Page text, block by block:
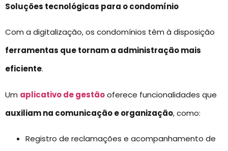
Soluções tecnológicas para o condomínio
Com a digitalização, os condomínios têm à disposição
ferramentas que tornam a administração mais
eficiente.
Um aplicativo de gestãooferece funcionalidades que
auxiliam na comunicação e organização, como:
Registro de reclamações e acompanhamento de